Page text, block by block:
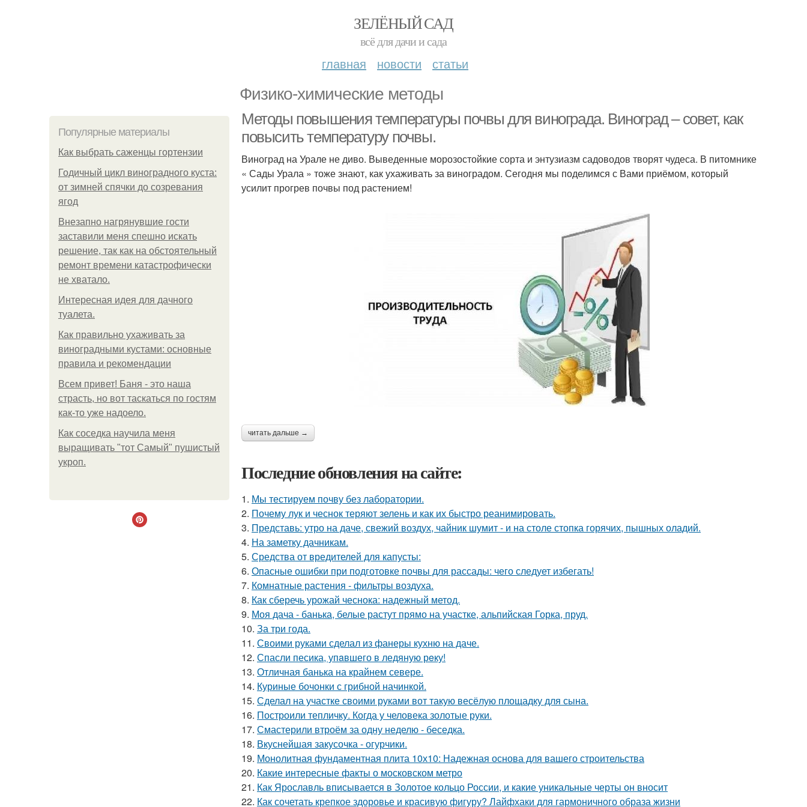
ЗЕЛЁНЫЙ САД
всё для дачи и сада
главная новости статьи
Физико-химические методы
Популярные материалы
Как выбрать саженцы гортензии
Годичный цикл виноградного куста:
от зимней спячки до созревания
ягод
Внезапно нагрянувшие гости
заставили меня спешно искать
решение, так как на обстоятельный
ремонт времени катастрофически
не хватало.
Интересная идея для дачного
туалета.
Как правильно ухаживать за
виноградными кустами: основные
правила и рекомендации
Всем привет! Баня - это наша
страсть, но вот таскаться по гостям
как-то уже надоело.
Как соседка научила меня
выращивать "тот Самый" пушистый
укроп.
Методы повышения температуры почвы для винограда. Виноград – совет, как
повысить температуру почвы.
Виноград на Урале не диво. Выведенные морозостойкие сорта и энтузиазм садоводов творят чудеса. В питомнике
« Сады Урала » тоже знают, как ухаживать за виноградом. Сегодня мы поделимся с Вами приёмом, который
усилит прогрев почвы под растением!
читать дальше →
Последние обновления на сайте:
1. Мы тестируем почву без лаборатории.
2. Почему лук и чеснок теряют зелень и как их быстро реанимировать.
3. Представь: утро на даче, свежий воздух, чайник шумит - и на столе стопка горячих, пышных оладий.
4. На заметку дачникам.
5. Средства от вредителей для капусты:
6. Опасные ошибки при подготовке почвы для рассады: чего следует избегать!
7. Комнатные растения - фильтры воздуха.
8. Как сберечь урожай чеснока: надежный метод.
9. Моя дача - банька, белые растут прямо на участке, альпийская Горка, пруд.
10. За три года.
11. Своими руками сделал из фанеры кухню на даче.
12. Спасли песика, упaвшего в ледяную рeку!
13. Отличная банька на крайнем севере.
14. Куриные бочонки с грибной начинкой.
15. Сделал на участке своими руками вот такую весёлую площадку для сына.
16. Построили тепличку. Когда у человека золотые руки.
17. Смастерили втроём за одну неделю - беседка.
18. Вкуснейшая закусочка - огурчики.
19. Монолитная фундаментная плита 10х10: Надежная основа для вашего строительства
20. Какие интересные факты о московском метро
21. Как Ярославль вписывается в Золотое кольцо России, и какие уникальные черты он вносит
22. Как сочетать крепкое здоровье и красивую фигуру? Лайфхаки для гармоничного образа жизни